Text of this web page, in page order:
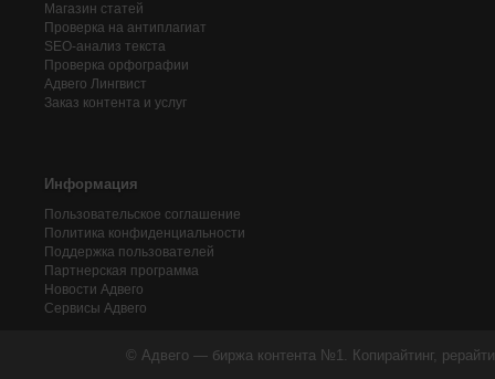
Магазин статей
Проверка на антиплагиат
SEO-анализ текста
Проверка орфографии
Адвего Лингвист
Заказ контента и услуг
Информация
Пользовательское соглашение
Политика конфиденциальности
Поддержка пользователей
Партнерская программа
Новости Адвего
Сервисы Адвего
© Адвего — биржа контента №1. Копирайтинг,